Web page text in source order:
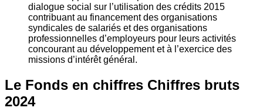
dialogue social sur l’utilisation des crédits 2015
contribuant au financement des organisations
syndicales de salariés et des organisations
professionnelles d’employeurs pour leurs activités
concourant au développement et à l’exercice des
missions d’intérêt général.
Le Fonds en chiffres Chiffres bruts
2024